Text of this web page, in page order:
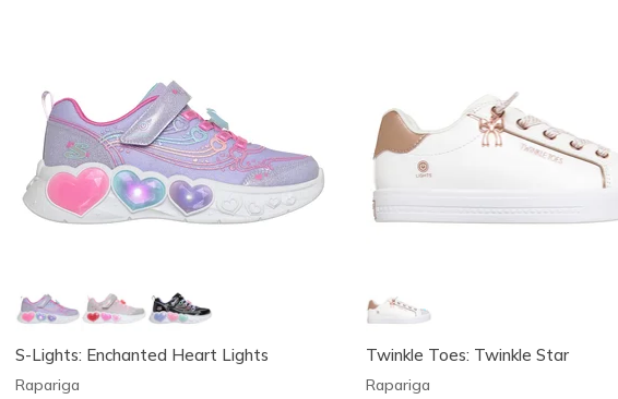
S-Lights: Enchanted Heart Lights
Rapariga
Twinkle Toes: Twinkle Star
Rapariga